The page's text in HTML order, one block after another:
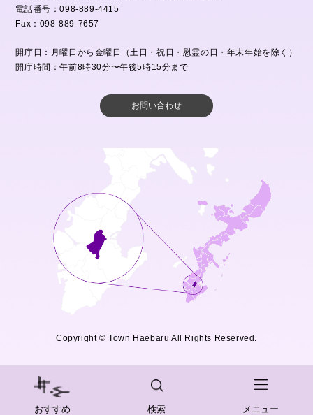
おすすめ 検索 メニュー
電話番号：098-889-4415
Fax：098-889-7657
開庁日：月曜日から金曜日（土日・祝日・慰霊の日・年末年始を除く）
開庁時間：午前8時30分〜午後5時15分まで
お問い合わせ
Copyright © Town Haebaru All Rights Reserved.